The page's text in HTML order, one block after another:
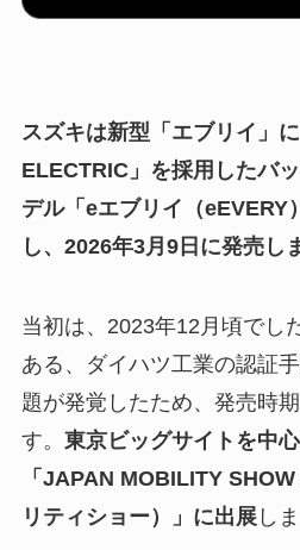
スズキは新型「エブリイ」
ELECTRIC」を採用したバ
デル「eエブリイ（eEVERY
し、2026年3月9日に発売し
当初は、2023年12月頃でし
ある、ダイハツ工業の認証
題が発覚したため、発売時
す。 東京ビッグサイトを中
「JAPAN MOBILITY
リティショー）」に出展しま